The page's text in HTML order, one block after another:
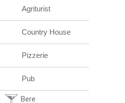
Agriturist
Country House
Pizzerie
Pub
Bere